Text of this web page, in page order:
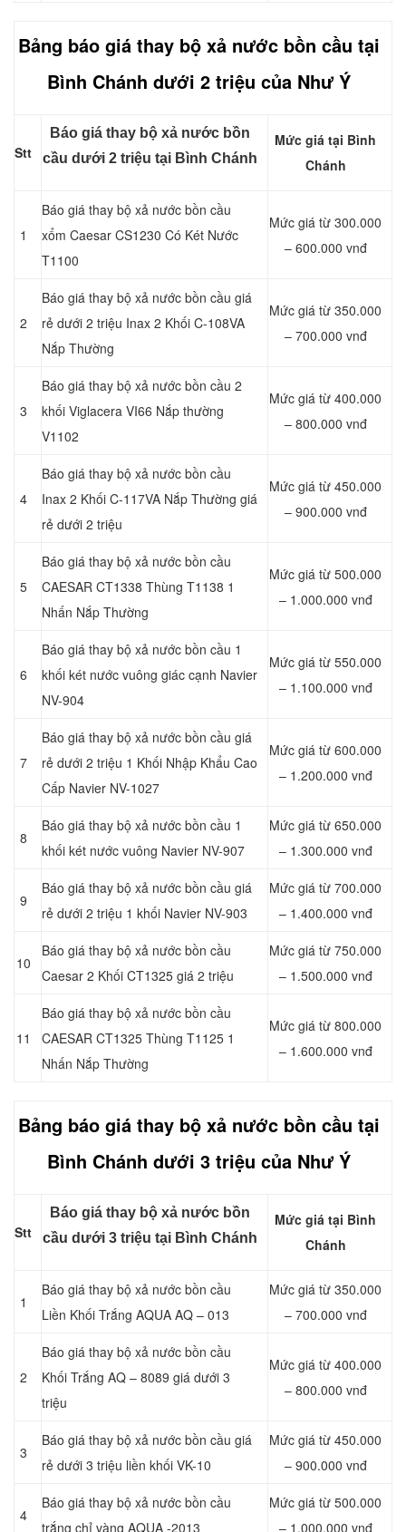
Bảng báo giá thay bộ xả nước bồn cầu tại
Bình Chánh dưới 2 triệu của Như Ý
Stt
Báo giá thay bộ xả nước bồn
cầu dưới 2 triệu tại Bình Chánh
Mức giá tại Bình
Chánh
1
Báo giá thay bộ xả nước bồn cầu
xổm Caesar CS1230 Có Két Nước
T1100
Mức giá từ 300.000
– 600.000 vnđ
2
Báo giá thay bộ xả nước bồn cầu giá
rẻ dưới 2 triệu Inax 2 Khối C-108VA
Nắp Thường
Mức giá từ 350.000
– 700.000 vnđ
3
Báo giá thay bộ xả nước bồn cầu 2
khối Viglacera VI66 Nắp thường
V1102
Mức giá từ 400.000
– 800.000 vnđ
4
Báo giá thay bộ xả nước bồn cầu
Inax 2 Khối C-117VA Nắp Thường giá
rẻ dưới 2 triệu
Mức giá từ 450.000
– 900.000 vnđ
5
Báo giá thay bộ xả nước bồn cầu
CAESAR CT1338 Thùng T1138 1
Nhấn Nắp Thường
Mức giá từ 500.000
– 1.000.000 vnđ
6
Báo giá thay bộ xả nước bồn cầu 1
khối két nước vuông giác cạnh Navier
NV-904
Mức giá từ 550.000
– 1.100.000 vnđ
7
Báo giá thay bộ xả nước bồn cầu giá
rẻ dưới 2 triệu 1 Khối Nhập Khẩu Cao
Cấp Navier NV-1027
Mức giá từ 600.000
– 1.200.000 vnđ
8
Báo giá thay bộ xả nước bồn cầu 1
khối két nước vuông Navier NV-907
Mức giá từ 650.000
– 1.300.000 vnđ
9
Báo giá thay bộ xả nước bồn cầu giá
rẻ dưới 2 triệu 1 khối Navier NV-903
Mức giá từ 700.000
– 1.400.000 vnđ
10
Báo giá thay bộ xả nước bồn cầu
Caesar 2 Khối CT1325 giá 2 triệu
Mức giá từ 750.000
– 1.500.000 vnđ
11
Báo giá thay bộ xả nước bồn cầu
CAESAR CT1325 Thùng T1125 1
Nhấn Nắp Thường
Mức giá từ 800.000
– 1.600.000 vnđ
Bảng báo giá thay bộ xả nước bồn cầu tại
Bình Chánh dưới 3 triệu của Như Ý
Stt
Báo giá thay bộ xả nước bồn
cầu dưới 3 triệu tại Bình Chánh
Mức giá tại Bình
Chánh
1
Báo giá thay bộ xả nước bồn cầu
Liền Khối Trắng AQUA AQ – 013
Mức giá từ 350.000
– 700.000 vnđ
2
Báo giá thay bộ xả nước bồn cầu
Khối Trắng AQ – 8089 giá dưới 3
triệu
Mức giá từ 400.000
– 800.000 vnđ
3
Báo giá thay bộ xả nước bồn cầu giá
rẻ dưới 3 triệu liền khối VK-10
Mức giá từ 450.000
– 900.000 vnđ
4
Báo giá thay bộ xả nước bồn cầu
trắng chỉ vàng AQUA -2013
Mức giá từ 500.000
– 1.000.000 vnđ